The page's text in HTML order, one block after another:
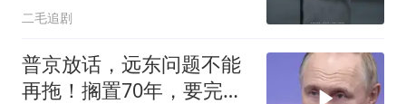
二毛追剧
普京放话，远东问题不能
再拖！搁置70年，要完成